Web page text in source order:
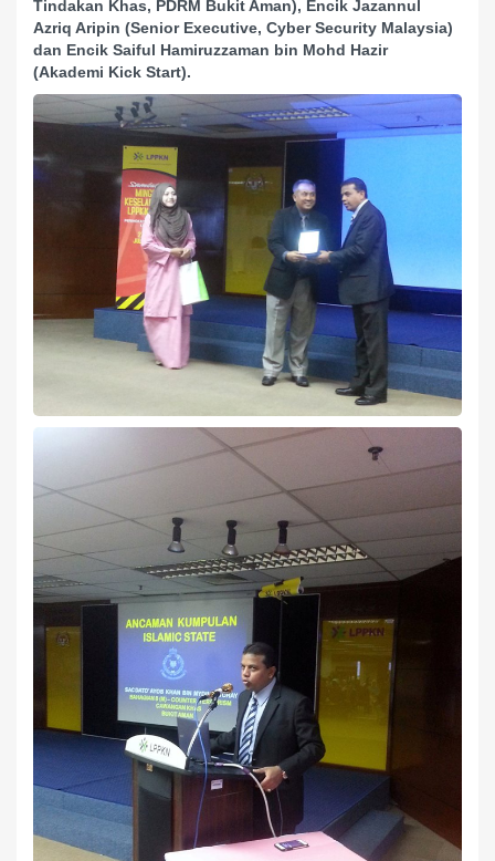
Tindakan Khas, PDRM Bukit Aman), Encik Jazannul
Azriq Aripin (Senior Executive, Cyber Security Malaysia)
dan Encik Saiful Hamiruzzaman bin Mohd Hazir
(Akademi Kick Start).